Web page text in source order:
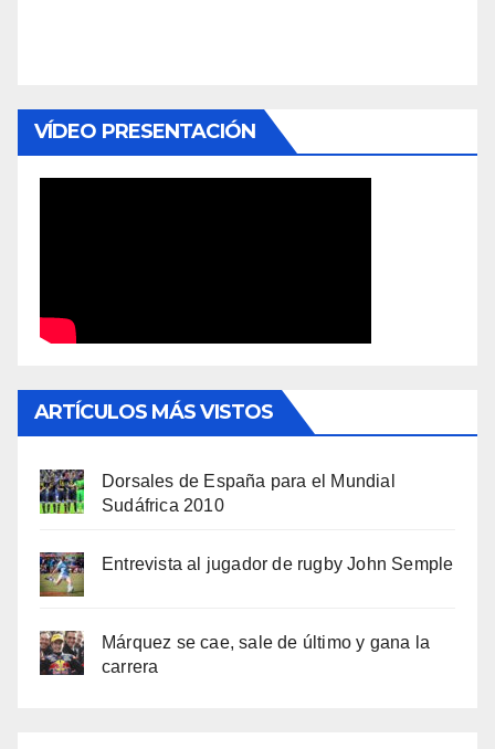
VÍDEO PRESENTACIÓN
ARTÍCULOS MÁS VISTOS
Dorsales de España para el Mundial
Sudáfrica 2010
Entrevista al jugador de rugby John Semple
Márquez se cae, sale de último y gana la
carrera